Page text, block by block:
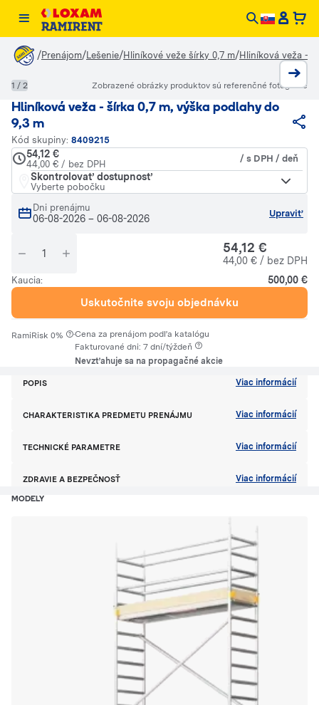
/Prenájom/Lešenie/Hliníkové veže šírky 0,7 m/Hliníková veža -
Hliníková veža - šírka 0,7 m, výška podlahy do
9,3 m
Kód skupiny: 8409215
54,12 €
44,00 € / bez DPH
/ s DPH / deň
Skontrolovať dostupnosť
Vyberte pobočku
Dni prenájmu
06-08-2026 – 06-08-2026 Upraviť
54,12 €
44,00 € / bez DPH
Kaucia: 500,00 €
Uskutočnite svoju objednávku
RamiRisk 0% ·Cena za prenájom podľa katalógu
Fakturované dni: 7 dní/týždeň
Nevzťahuje sa na propagačné akcie
1 / 2 Zobrazené obrázky produktov sú referenčné fotografie
POPIS Viac informácií
CHARAKTERISTIKA PREDMETU PRENÁJMU Viac informácií
TECHNICKÉ PARAMETRE Viac informácií
ZDRAVIE A BEZPEČNOSŤ Viac informácií
MODELY